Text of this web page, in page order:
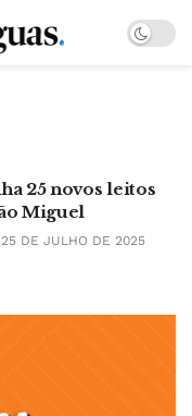
25 novos leitos
Miguel
DE JULHO DE 2025